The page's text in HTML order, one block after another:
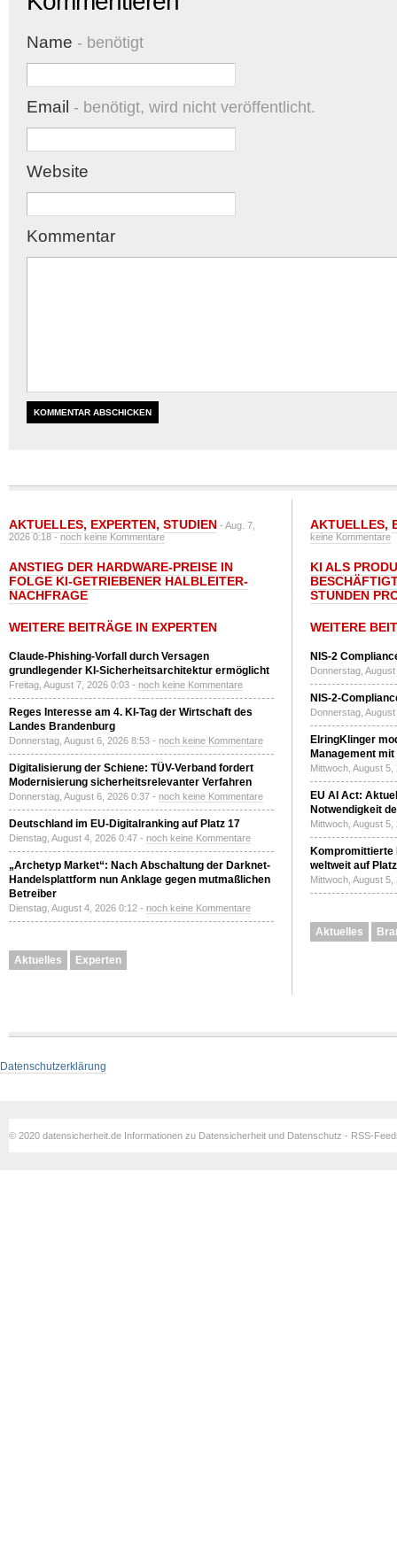
Name - benötigt
Email - benötigt, wird nicht veröffentlicht.
Website
Kommentar
AKTUELLES, EXPERTEN, STUDIEN - Aug. 7,
2026 0:18 -noch keine Kommentare
ANSTIEG DER HARDWARE-PREISE IN
FOLGE KI-GETRIEBENER HALBLEITER-
NACHFRAGE
WEITERE BEITRÄGE IN EXPERTEN
Claude-Phishing-Vorfall durch Versagen
grundlegender KI-Sicherheitsarchitektur ermöglicht
Freitag, August 7, 2026 0:03 - noch keine Kommentare
Reges Interesse am 4. KI-Tag der Wirtschaft des
Landes Brandenburg
Donnerstag, August 6, 2026 8:53 - noch keine Kommentare
Digitalisierung der Schiene: TÜV-Verband fordert
Modernisierung sicherheitsrelevanter Verfahren
Donnerstag, August 6, 2026 0:37 - noch keine Kommentare
Deutschland im EU-Digitalranking auf Platz 17
Dienstag, August 4, 2026 0:47 - noch keine Kommentare
„Archetyp Market“: Nach Abschaltung der Darknet-
Handelsplattform nun Anklage gegen mutmaßlichen
Betreiber
Dienstag, August 4, 2026 0:12 - noch keine Kommentare
Aktuelles Experten
AKTUELLES,
keine Kommentare
KI ALS
STUNDEN
WEITERE
NIS-2
Donnerstag,
NIS-2-
Donnerstag,
ElringKlinger
Management
Mittwoch, August
EU AI Act:
Notwendigkeit
Mittwoch, August
Kompromittierte
weltweit auf
Mittwoch, August
Aktuelles
Datenschutzerklärung
© 2020 datensicherheit.de Informationen zu Datensicherheit und Datenschutz - RSS-